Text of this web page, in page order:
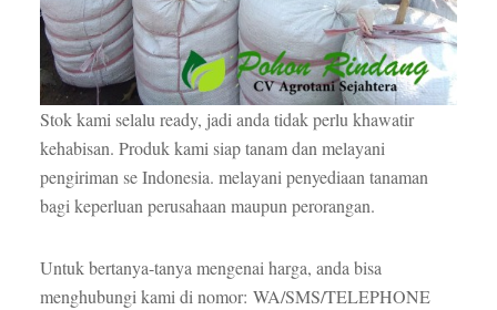
Stok kami selalu ready, jadi anda tidak perlu khawatir
kehabisan. Produk kami siap tanam dan melayani
pengiriman se Indonesia. melayani penyediaan tanaman
bagi keperluan perusahaan maupun perorangan.
Untuk bertanya-tanya mengenai harga, anda bisa
menghubungi kami di nomor: WA/SMS/TELEPHONE